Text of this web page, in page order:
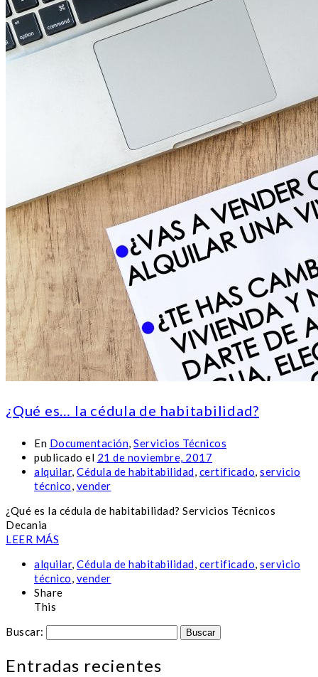
¿Qué es… la cédula de habitabilidad?
En Documentación, Servicios Técnicos
publicado el 21 de noviembre, 2017
alquilar, Cédula de habitabilidad, certificado, servicio
técnico, vender
¿Qué es la cédula de habitabilidad? Servicios Técnicos
Decania
LEER MÁS
alquilar, Cédula de habitabilidad, certificado, servicio
técnico, vender
Share
This
Buscar:
Entradas recientes